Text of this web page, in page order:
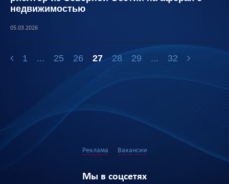
недвижимостью
05.03.2026
1 ... 25 26 27 28 29 ... 32
Реклама Вакансии
Мы в соцсетях